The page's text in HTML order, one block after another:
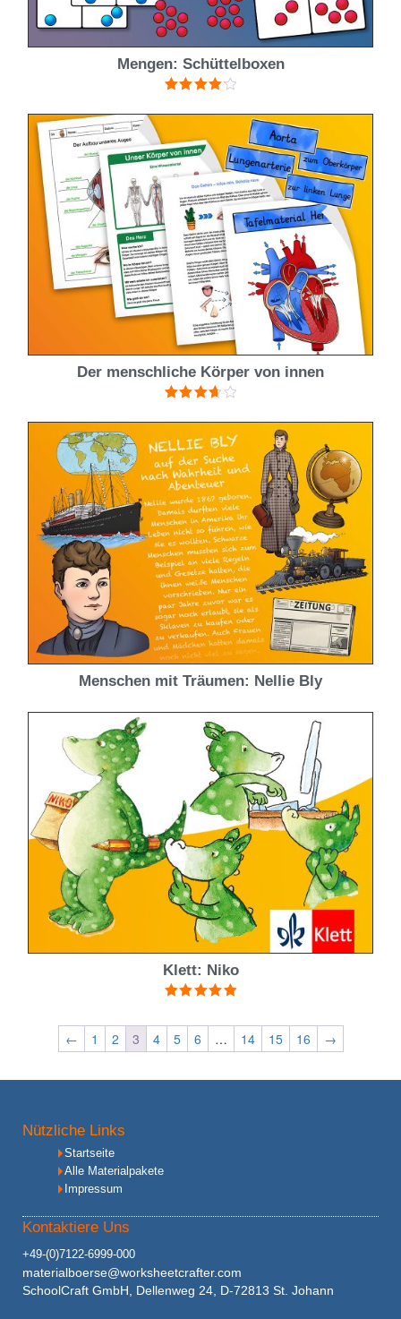
Mengen: Schüttelboxen
mit4.20
Der menschliche Körper von innen
mit3.67
von 5
Menschen mit Träumen: Nellie Bly
Klett: Niko
← 1 2 3 4 5 6 … 14 15 16 →
Nützliche Links
Startseite
Alle Materialpakete
Impressum
Kontaktiere Uns
+49-(0)7122-6999-000
materialboerse@worksheetcrafter.com
SchoolCraft GmbH, Dellenweg 24, D-72813 St. Johann